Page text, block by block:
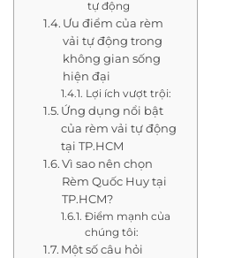
tự động
Ưu điểm của rèm
vải tự động trong
không gian sống
hiện đại
Lợi ích vượt trội:
Ứng dụng nổi bật
của rèm vải tự động
tại TP.HCM
Vì sao nên chọn
Rèm Quốc Huy tại
TP.HCM?
Điểm mạnh của
chúng tôi:
Một số câu hỏi